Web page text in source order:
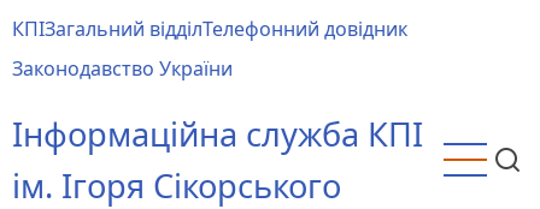
до
основного
КПІЗагальний відділТелефонний довідник
Законодавство України
Інформаційна служба КПІ
ім. Ігоря Сікорського